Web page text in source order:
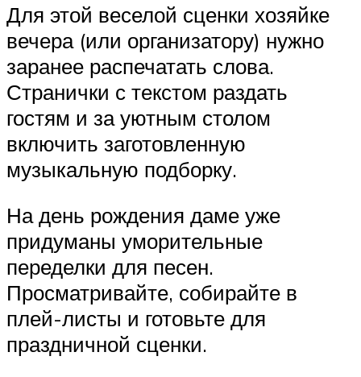
Для этой веселой сценки хозяйке
вечера (или организатору) нужно
заранее распечатать слова.
Странички с текстом раздать
гостям и за уютным столом
включить заготовленную
музыкальную подборку.
На день рождения даме уже
придуманы уморительные
переделки для песен.
Просматривайте, собирайте в
плей-листы и готовьте для
праздничной сценки.